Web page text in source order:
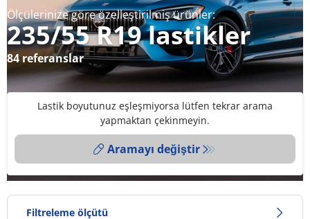
Ölçülerinize göre özelleştirilmiş ürünler:
235/55 R19 lastikler
84 referanslar
Lastik boyutunuz eşleşmiyorsa lütfen tekrar arama
yapmaktan çekinmeyin.
Aramayı değiştir
Filtreleme ölçütü